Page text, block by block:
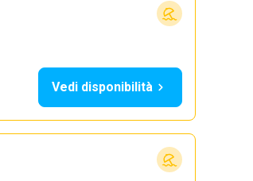
Vedi disponibilità